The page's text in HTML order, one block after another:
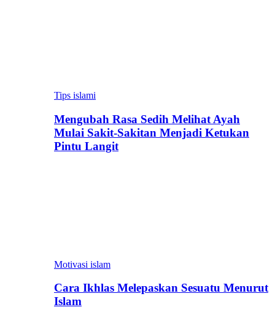
Tips islami
Mengubah Rasa Sedih Melihat Ayah
Mulai Sakit-Sakitan Menjadi Ketukan
Pintu Langit
Motivasi islam
Cara Ikhlas Melepaskan Sesuatu Menurut
Islam